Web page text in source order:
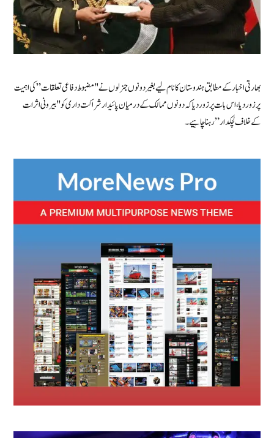
بھارتی اخبار کے مطابق ہندوستان کا نام لیے بغیر دونوں جنرلوں نے "مضبوط دفاعی تعلقات” کی اہمیت
پر زور دیا، اس بات پر زور دیا کہ دونوں ممالک کے درمیان پائیدار شراکت داری کو "بیرونی اثرات
کے خلاف لچکدار” رہنا چاہیے۔